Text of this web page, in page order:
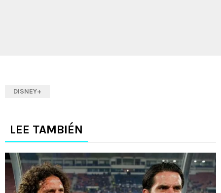
DISNEY+
LEE TAMBIÉN